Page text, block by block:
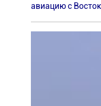
авиацию с